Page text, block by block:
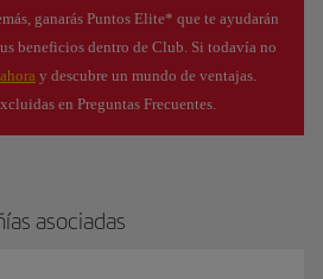
ganarás Puntos Elite* que te ayudarán
beneficios dentro de Club. Si todavía no
y descubre un mundo de ventajas.
en Preguntas Frecuentes.
asociadas